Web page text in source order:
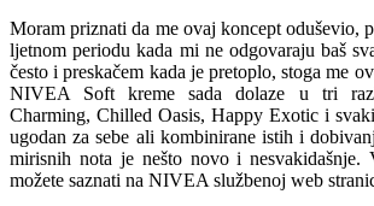
Moram priznati da me ovaj koncept oduševio,
ljetnom periodu kada mi ne odgovaraju baš
često i preskačem kada je pretoplo, stoga me
NIVEA Soft kreme sada dolaze u tri
Charming, Chilled Oasis, Happy Exotic i
ugodan za sebe ali kombinirane istih i
mirisnih nota je nešto novo i nesvakidašnje.
možete saznati na NIVEA službenoj web